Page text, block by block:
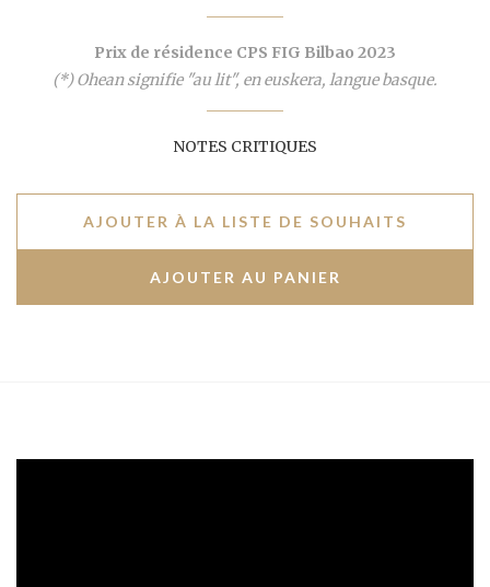
Prix de résidence CPS FIG Bilbao 2023
(*) Ohean signifie "au lit", en euskera, langue basque.
NOTES CRITIQUES
AJOUTER À LA LISTE DE SOUHAITS